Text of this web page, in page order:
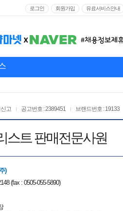
로그인 회원가입 유료서비스안내
브랜드번호 : 19133
공고번호 : 2389451
고
스트 판매전문사원
)
(fax : 0505-055-5890)